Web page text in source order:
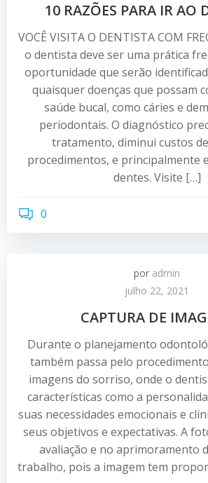
10 RAZÕES PARA IR AO
VOCÊ VISITA O DENTISTA COM
o dentista deve ser uma prática
oportunidade que serão
quaisquer doenças que possam
saúde bucal, como cáries e
periodontais. O diagnóstico
tratamento, diminui custos
procedimentos, e principalmente
dentes. Visite […]
0
por admin
julho 22, 2021
CAPTURA DE
Durante o planejamento
também passa pelo
imagens do sorriso, onde o
características como a
suas necessidades emocionais e
seus objetivos e expectativas. A
avaliação e no aprimoramento
trabalho, pois a imagem tem